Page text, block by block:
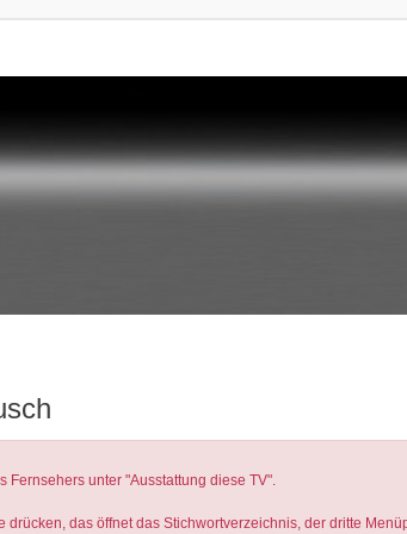
Fernsehers unter "Ausstattung diese TV".
das öffnet das Stichwortverzeichnis, der dritte